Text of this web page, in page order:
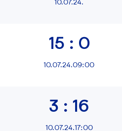
10.07.24.
15 : 0
10.07.24.09:00
3 : 16
10.07.24.17:00